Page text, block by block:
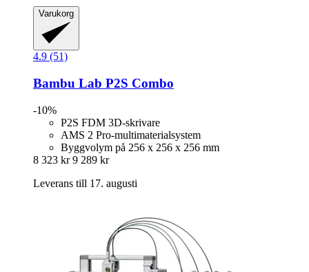
Varukorg
4.9 (51)
Bambu Lab P2S Combo
-10%
P2S FDM 3D-skrivare
AMS 2 Pro-multimaterialsystem
Byggvolym på 256 x 256 x 256 mm
8 323 kr 9 289 kr
Leverans till 17. augusti